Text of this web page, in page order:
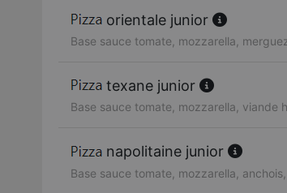
orientale junior
Base sauce tomate, mozzarella,
texane junior
Base sauce tomate, mozzarella, viande
napolitaine junior
Base sauce tomate, mozzarella,